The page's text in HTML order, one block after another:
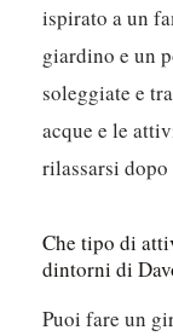
ispirato a un
giardino e un
soleggiate e
acque e le
rilassarsi
Che tipo di
dintorni di
Puoi fare un